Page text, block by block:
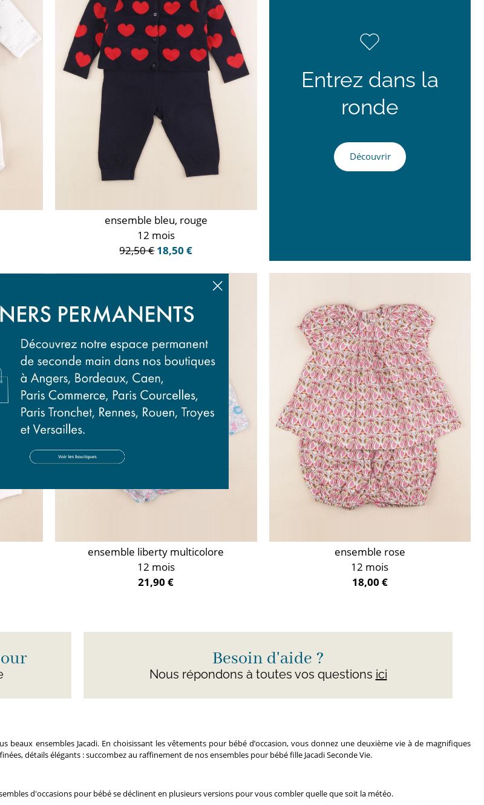
ensemble bleu, rouge
12 mois
92,50 €18,50 €
ensemble liberty multicolore
12 mois
21,90 €
ensemble rose
12 mois
18,00 €
Entrez dans la
ronde
Découvrir
Besoin d'aide ?
Nous répondons à toutes vos questions ici
ensembles Jacadi. En choisissant les vêtements pour bébé d’occasion, vous donnez une deuxième vie à de magnifiques
détails élégants : succombez au raffinement de nos ensembles pour bébé fille Jacadi Seconde Vie.
d'occasions pour bébé se déclinent en plusieurs versions pour vous combler quelle que soit la météo.